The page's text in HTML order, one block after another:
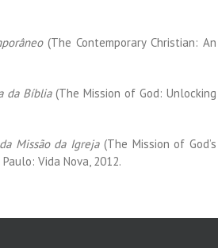
(The Contemporary Christian: An
da Bíblia (The Mission of God: Unlocking
Missão da Igreja(The Mission of God’s
Vida Nova, 2012.